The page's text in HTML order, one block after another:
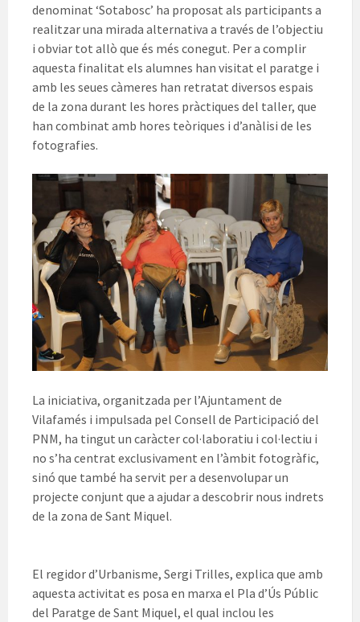
denominat ‘Sotabosc’ ha proposat als participants a
realitzar una mirada alternativa a través de l’objectiu
i obviar tot allò que és més conegut. Per a complir
aquesta finalitat els alumnes han visitat el paratge i
amb les seues càmeres han retratat diversos espais
de la zona durant les hores pràctiques del taller, que
han combinat amb hores teòriques i d’anàlisi de les
fotografies.
La iniciativa, organitzada per l’Ajuntament de
Vilafamés i impulsada pel Consell de Participació del
PNM, ha tingut un caràcter col·laboratiu i col·lectiu i
no s’ha centrat exclusivament en l’àmbit fotogràfic,
sinó que també ha servit per a desenvolupar un
projecte conjunt que a ajudar a descobrir nous indrets
de la zona de Sant Miquel.
El regidor d’Urbanisme, Sergi Trilles, explica que amb
aquesta activitat es posa en marxa el Pla d’Ús Públic
del Paratge de Sant Miquel, el qual inclou les